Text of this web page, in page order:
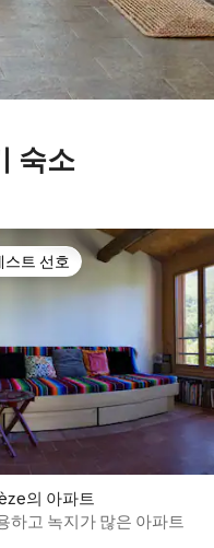
숙소
스트 선호
스트 선호
의 아파트
하고 녹지가 많은 아파트